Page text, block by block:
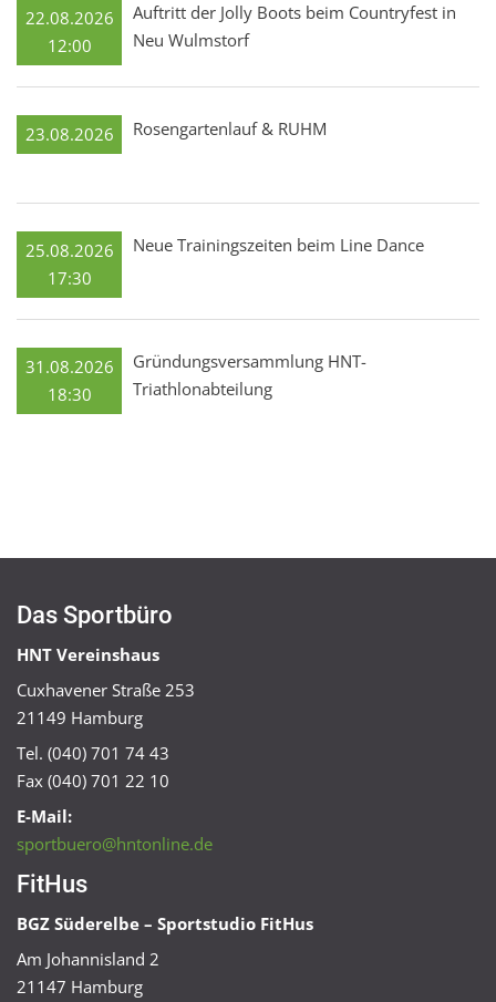
22.08.2026
12:00
Auftritt der Jolly Boots beim Countryfest in
Neu Wulmstorf
23.08.2026 Rosengartenlauf & RUHM
25.08.2026
17:30
Neue Trainingszeiten beim Line Dance
31.08.2026
18:30
Gründungsversammlung HNT-
Triathlonabteilung
Das Sportbüro
HNT Vereinshaus
Cuxhavener Straße 253
21149 Hamburg
Tel. (040) 701 74 43
Fax (040) 701 22 10
E-Mail:
sportbuero@hntonline.de
FitHus
BGZ Süderelbe – Sportstudio FitHus
Am Johannisland 2
21147 Hamburg